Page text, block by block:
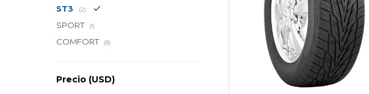
ST3 (2)
SPORT (1)
COMFORT (8)
Precio (USD)